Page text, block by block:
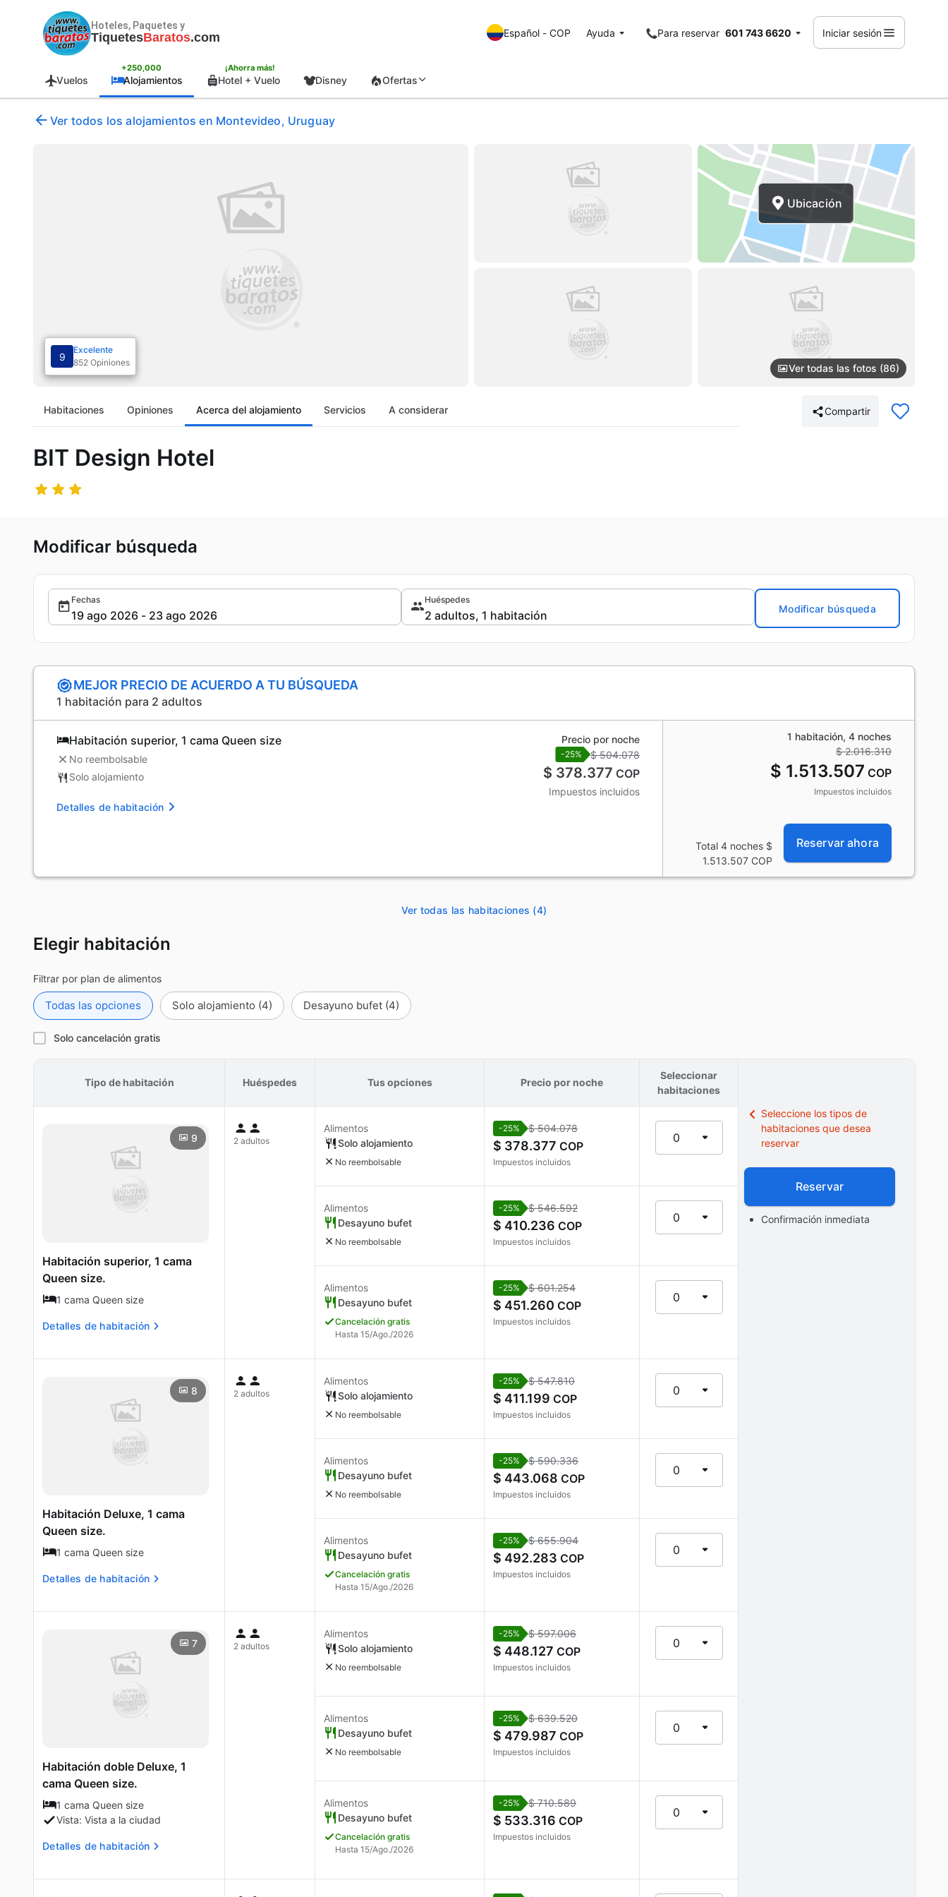
Hoteles, Paquetes y
TiquetesBaratos.com Español - COP Ayuda Para reservar 601 743 6620 Iniciar sesión
Vuelos
+250,000
Alojamientos
¡Ahorra más!
Hotel + Vuelo Disney Ofertas
Ver todos los alojamientos en Montevideo, Uruguay
9
Excelente
852 Opiniones
Ver todas las fotos (86)
Ubicación
Habitaciones Opiniones Acerca del alojamiento Servicios A considerar Compartir
BIT Design Hotel
Modificar búsqueda
Fechas Huéspedes
Modificar búsqueda
MEJOR PRECIO DE ACUERDO A TU BÚSQUEDA
1 habitación para 2 adultos
Habitación superior, 1 cama Queen size
No reembolsable
Solo alojamiento
Detalles de habitación
Precio por noche
-25% $ 504.078
$ 378.377 COP
Impuestos incluidos
1 habitación, 4 noches
$ 2.016.310
$ 1.513.507 COP
Impuestos incluidos
Total 4 noches $
1.513.507COP
Reservar ahora
Ver todas las habitaciones (4)
Elegir habitación
Filtrar por plan de alimentos
Todas las opciones Solo alojamiento (4) Desayuno bufet (4)
Solo cancelación gratis
Tipo de habitación Huéspedes Tus opciones Precio por noche
Seleccionar
habitaciones
9
Habitación superior, 1 cama
Queen size.
1 cama Queen size
Detalles de habitación
2 adultos
Alimentos
Solo alojamiento
No reembolsable
-25% $ 504.078
$ 378.377 COP
Impuestos incluidos
0
Alimentos
Desayuno bufet
No reembolsable
-25% $ 546.592
$ 410.236 COP
Impuestos incluidos
0
Alimentos
Desayuno bufet
Cancelación gratis
Hasta 15/Ago./2026
-25% $ 601.254
$ 451.260 COP
Impuestos incluidos
0
8
Habitación Deluxe, 1 cama
Queen size.
1 cama Queen size
Detalles de habitación
2 adultos
Alimentos
Solo alojamiento
No reembolsable
-25% $ 547.810
$ 411.199 COP
Impuestos incluidos
0
Alimentos
Desayuno bufet
No reembolsable
-25% $ 590.336
$ 443.068 COP
Impuestos incluidos
0
Alimentos
Desayuno bufet
Cancelación gratis
Hasta 15/Ago./2026
-25% $ 655.904
$ 492.283 COP
Impuestos incluidos
0
7
Habitación doble Deluxe, 1
cama Queen size.
1 cama Queen size
Vista: Vista a la ciudad
Detalles de habitación
2 adultos
Alimentos
Solo alojamiento
No reembolsable
-25% $ 597.006
$ 448.127 COP
Impuestos incluidos
0
Alimentos
Desayuno bufet
No reembolsable
-25% $ 639.520
$ 479.987 COP
Impuestos incluidos
0
Alimentos
Desayuno bufet
Cancelación gratis
Hasta 15/Ago./2026
-25% $ 710.589
$ 533.316 COP
Impuestos incluidos
0
Seleccione los tipos de
habitaciones que desea
reservar
Reservar
Confirmación inmediata